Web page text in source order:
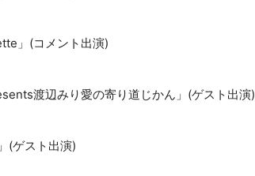
」(コメント出演)
渡辺みり愛の寄り道じかん」(ゲスト出演)
(ゲスト出演)